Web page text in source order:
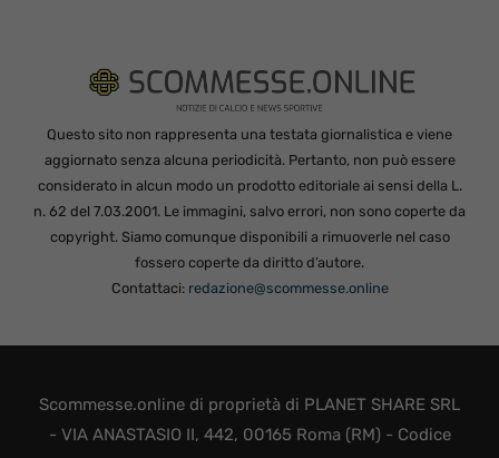
Questo sito non rappresenta una testata giornalistica e viene
aggiornato senza alcuna periodicità. Pertanto, non può essere
considerato in alcun modo un prodotto editoriale ai sensi della L.
n. 62 del 7.03.2001. Le immagini, salvo errori, non sono coperte da
copyright. Siamo comunque disponibili a rimuoverle nel caso
fossero coperte da diritto d’autore.
Contattaci: redazione@scommesse.online
Scommesse.online di proprietà di PLANET SHARE SRL
- VIA ANASTASIO II, 442, 00165 Roma (RM) - Codice